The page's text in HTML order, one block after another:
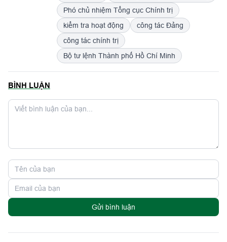
Phó chủ nhiệm Tổng cục Chính trị
kiểm tra hoạt động
công tác Đảng
công tác chính trị
Bộ tư lệnh Thành phố Hồ Chí Minh
BÌNH LUẬN
Gửi bình luận